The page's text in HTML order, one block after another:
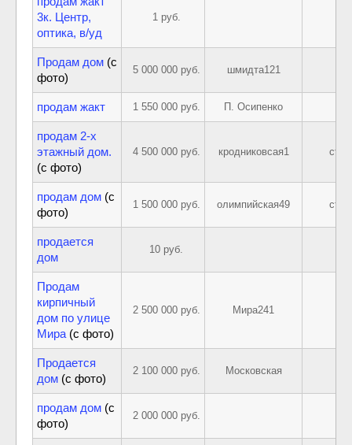
3к. Центр,
оптика, в/уд
1 руб.
Продам дом (с
фото)
5 000 000 руб. шмидта121
продам жакт 1 550 000 руб. П. Осипенко
продам 2-х
этажный дом.
(с фото)
4 500 000 руб. кродниковсая1
продам дом (с
фото)
1 500 000 руб. олимпийская49
продается
дом
10 руб.
Продам
кирпичный
дом по улице
Мира (с фото)
2 500 000 руб. Мира241
Продается
дом (с фото)
2 100 000 руб. Московская
продам дом (с
фото)
2 000 000 руб.